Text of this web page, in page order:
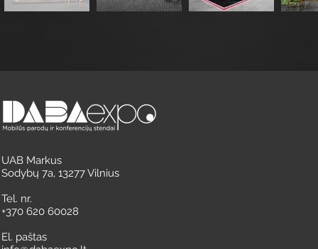
UAB Markus
Sodybų 7a, 13277 Vilnius
Tel. nr.
+370 620 60028
El. paštas